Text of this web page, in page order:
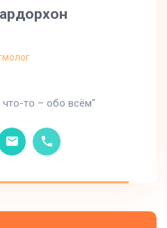
что-то – обо всём"